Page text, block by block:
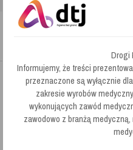
Wkłady Myjące Unger:
łatwością i precyzją! Idealne
gwarantując lśniące rezultaty
wkłady myjące Unger, aby
Drogi
Informujemy, że treści
przeznaczone są wyłącznie dla
zakresie wyrobów
wykonujących zawód
zawodowo z branżą